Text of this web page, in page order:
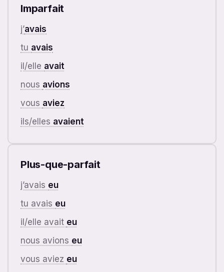
Imparfait
j’avais
tu avais
il/elle avait
nous avions
vous aviez
ils/elles avaient
Plus-que-parfait
j’avais eu
tu avais eu
il/elle avait eu
nous avions eu
vous aviez eu